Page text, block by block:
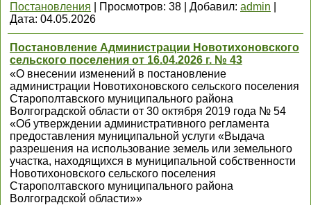
Постановления
Просмотров: 38 Добавил: admin
Дата: 04.05.2026
Постановление Администрации Новотихоновского
сельского поселения от 16.04.2026 г. № 43
«О внесении изменений в постановление
администрации Новотихоновского сельского поселения
Старополтавского муниципального района
Волгоградской области от 30 октября 2019 года № 54
«Об утверждении административного регламента
предоставления муниципальной услуги «Выдача
разрешения на использование земель или земельного
участка, находящихся в муниципальной собственности
Новотихоновского сельского поселения
Старополтавского муниципального района
Волгоградской области»»